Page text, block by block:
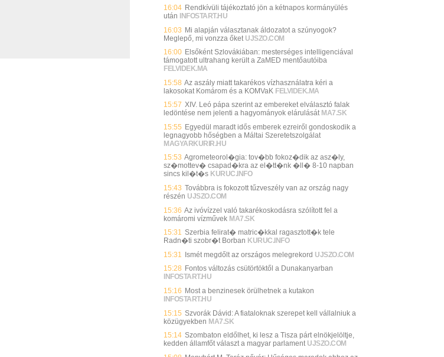
16:04 Rendkívüli tájékoztató jön a kétnapos kormányülés
után
INFOSTART.HU
16:03 Mi alapján választanak áldozatot a szúnyogok?
Meglepő, mi vonzza őket UJSZO.COM
16:00 Elsőként Szlovákiában: mesterséges intelligenciával
támogatott ultrahang került a ZaMED mentőautóiba
FELVIDEK.MA
15:58 Az aszály miatt takarékos vízhasználatra kéri a
lakosokat Komárom és a KOMVaK FELVIDEK.MA
15:57 XIV. Leó pápa szerint az embereket elválasztó falak
ledöntése nem jelenti a hagyományok elárulását MA7.SK
15:55 Egyedül maradt idős emberek ezreiről gondoskodik a
legnagyobb hőségben a Máltai Szeretetszolgálat
MAGYARKURIR.HU
15:53 Agrometeorol�gia: tov�bb fokoz�dik az asz�ly,
sz�mottev� csapad�kra az el�tt�nk �ll� 8-10 napban
sincs kil�t�s KURUC.INFO
15:43 Továbbra is fokozott tűzveszély van az ország nagy
részén UJSZO.COM
15:36 Az ivóvízzel való takarékoskodásra szólított fel a
komáromi vízművek MA7.SK
15:31 Szerbia felirat� matric�kkal ragasztott�k tele
Radn�ti szobr�t Borban KURUC.INFO
15:31 Ismét megdőlt az országos melegrekord UJSZO.COM
15:28 Fontos változás csütörtöktől a Dunakanyarban
INFOSTART.HU
15:16 Most a benzinesek örülhetnek a kutakon
INFOSTART.HU
15:15 Szvorák Dávid: A fiataloknak szerepet kell vállalniuk a
közügyekben MA7.SK
15:14 Szombaton eldőlhet, ki lesz a Tisza párt elnökjelöltje,
kedden államfőt választ a magyar parlament UJSZO.COM